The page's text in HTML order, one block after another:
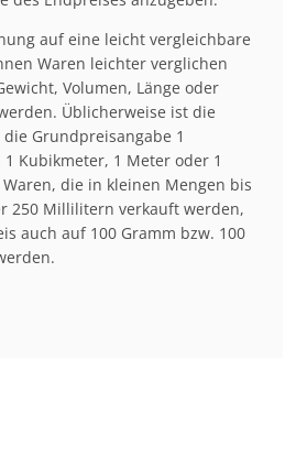
auf eine leicht vergleichbare
Waren leichter verglichen
Volumen, Länge oder
Üblicherweise ist die
Grundpreisangabe 1
Kubikmeter, 1 Meter oder 1
die in kleinen Mengen bis
250 Millilitern verkauft werden,
auch auf 100 Gramm bzw. 100